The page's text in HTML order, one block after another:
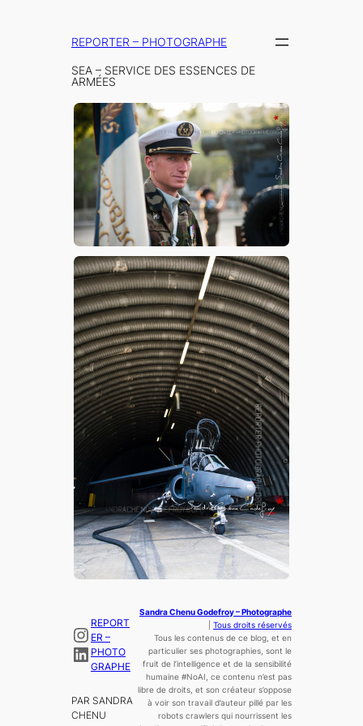
REPORTER – PHOTOGRAPHE
SEA – SERVICE DES ESSENCES DE
ARMÉES
Instagram
LinkedIn
REPORT
ER –
PHOTO
GRAPHE
PAR SANDRA
CHENU
Sandra Chenu Godefroy – Photographe
Tous droits réservés
Tous les contenus de ce blog, et en
particulier ses photographies, sont le
fruit de l’intelligenceet de la sensibilité
humaine#NoAI, ce contenu n’est pas
libre de droits, et son créateur s’oppose
à voir son travail d’auteur pillé par les
robots crawlers qui nourrissent les